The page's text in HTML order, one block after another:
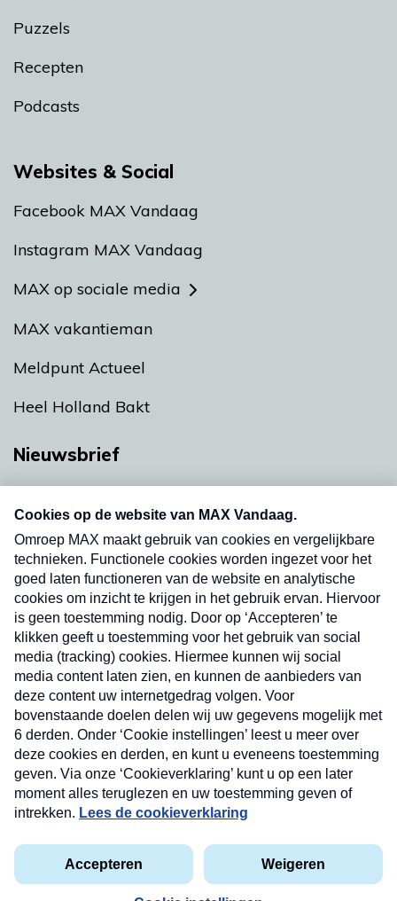
Puzzels
Recepten
Podcasts
Websites & Social
Facebook MAX Vandaag
Instagram MAX Vandaag
MAX op sociale media
MAX vakantieman
Meldpunt Actueel
Heel Holland Bakt
Nieuwsbrief
nieuwsbrief. Elke vrijdag- en dinsdagochtend in
uw mailbox.
Verzend
Privacyverklaring
Cookieverklaring
Kwetsbaarheid melden
Copyright © 2026 MAX Vandaag - Omroep MAX
Nieuwsbrief
Neem hier een gratis abonnement op onze
nieuwsbrief. Elke vrijdag- en dinsdagochtend in uw